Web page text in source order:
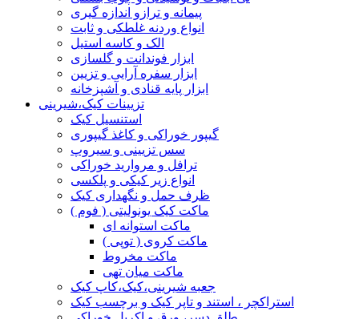
پیمانه و ترازو اندازه گیری
انواع وردنه غلطکی و ثابت
الک و کاسه استیل
ابزار فوندانت و گلسازی
ابزار سفره آرایی و تزیین
ابزار پایه قنادی و آشپزخانه
تزیینات کیک،شیرینی
استنسیل کیک
گیپور خوراکی و کاغذ گیپوری
سس تزیینی و سیروپ
ترافل و مروارید خوراکی
انواع زیر کیکی و پلکسی
ظرف حمل و نگهداری کیک
ماکت کیک یونولیتی ( فوم )
ماکت استوانه ای
ماکت کروی ( توپی )
ماکت مخروط
ماکت میان تهی
جعبه شیرینی،کیک،کاپ کیک
استراکچر ، استند و تاپر کیک و برچسب کیک